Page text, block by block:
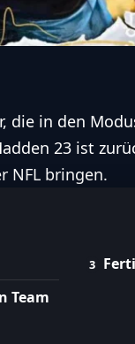
in den
23 ist
NFL bringen.
Team